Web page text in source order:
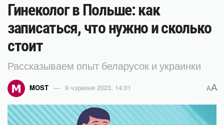
Гинеколог в Польше: как
записаться, что нужно и сколько
стоит
Рассказываем опыт беларусок и украинки
MOST 9 чэрвеня 2023, 14:01 AA